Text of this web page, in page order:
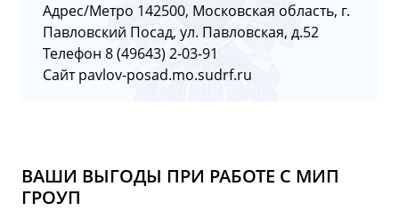
Адрес/Метро 142500, Московская область, г.
Павловский Посад, ул. Павловская, д.52
Телефон 8 (49643) 2-03-91
Сайт pavlov-posad.mo.sudrf.ru
ВАШИ ВЫГОДЫ ПРИ РАБОТЕ С МИП
ГРОУП